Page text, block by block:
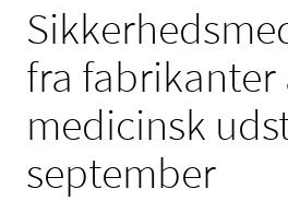
fra fabrikanter
medicinsk
september